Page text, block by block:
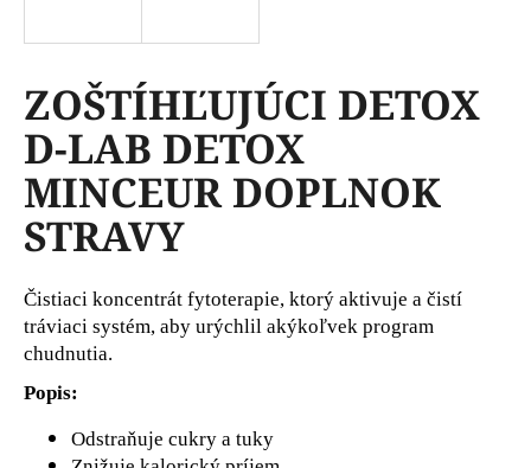
ZOŠTÍHĽUJÚCI DETOX
D-LAB DETOX
MINCEUR DOPLNOK
STRAVY
Čistiaci koncentrát fytoterapie, ktorý aktivuje a čistí
tráviaci systém, aby urýchlil akýkoľvek program
chudnutia.
Popis:
Odstraňuje cukry a tuky
s
ť
?
d